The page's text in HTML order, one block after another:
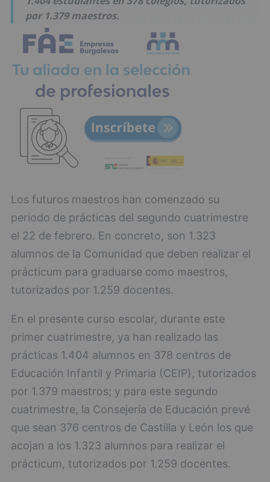
por 1.379 maestros.
Los futuros maestros han comenzado su
periodo de prácticas del segundo cuatrimestre
el 22 de febrero. En concreto, son 1.323
alumnos de la Comunidad que deben realizar el
prácticum para graduarse como maestros,
tutorizados por 1.259 docentes.
En el presente curso escolar, durante este
primer cuatrimestre, ya han realizado las
prácticas 1.404 alumnos en 378 centros de
Educación Infantil y Primaria (CEIP), tutorizados
por 1.379 maestros; y para este segundo
cuatrimestre, la Consejería de Educación prevé
que sean 376 centros de Castilla y León los que
acojan a los 1.323 alumnos para realizar el
prácticum, tutorizados por 1.259 docentes.